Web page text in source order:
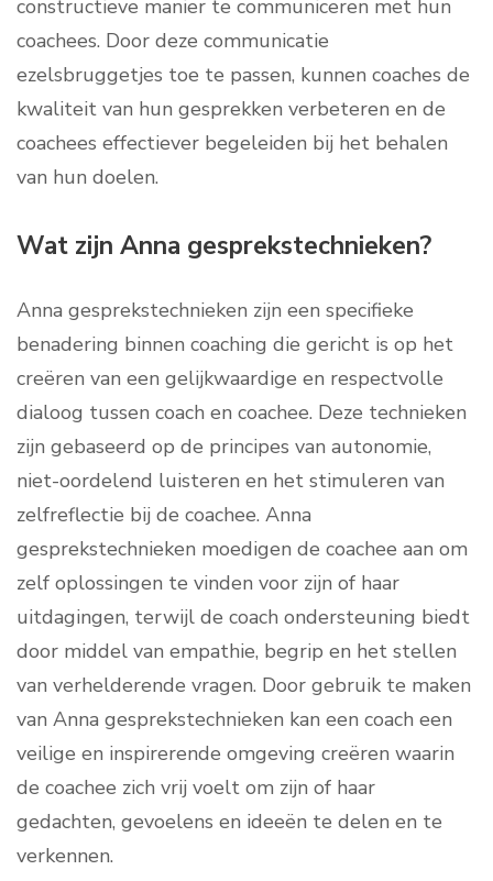
constructieve manier te communiceren met hun
coachees. Door deze communicatie
ezelsbruggetjes toe te passen, kunnen coaches de
kwaliteit van hun gesprekken verbeteren en de
coachees effectiever begeleiden bij het behalen
van hun doelen.
Wat zijn Anna gesprekstechnieken?
Anna gesprekstechnieken zijn een specifieke
benadering binnen coaching die gericht is op het
creëren van een gelijkwaardige en respectvolle
dialoog tussen coach en coachee. Deze technieken
zijn gebaseerd op de principes van autonomie,
niet-oordelend luisteren en het stimuleren van
zelfreflectie bij de coachee. Anna
gesprekstechnieken moedigen de coachee aan om
zelf oplossingen te vinden voor zijn of haar
uitdagingen, terwijl de coach ondersteuning biedt
door middel van empathie, begrip en het stellen
van verhelderende vragen. Door gebruik te maken
van Anna gesprekstechnieken kan een coach een
veilige en inspirerende omgeving creëren waarin
de coachee zich vrij voelt om zijn of haar
gedachten, gevoelens en ideeën te delen en te
verkennen.